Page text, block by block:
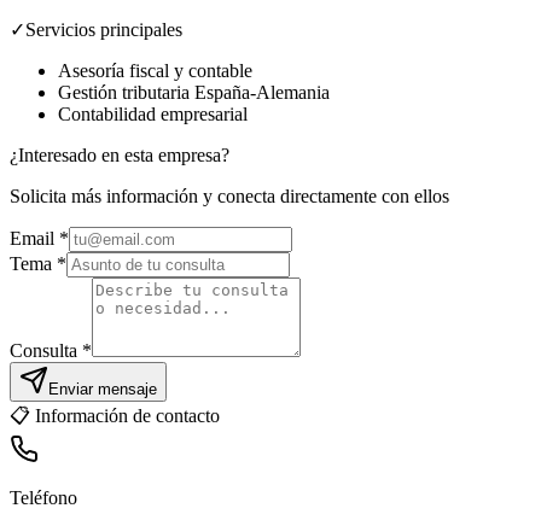
✓Servicios principales
Asesoría fiscal y contable
Gestión tributaria España-Alemania
Contabilidad empresarial
¿Interesado en esta empresa?
Solicita más información y conecta directamente con ellos
Email *
Tema *
Consulta *
Enviar mensaje
📋 Información de contacto
Teléfono